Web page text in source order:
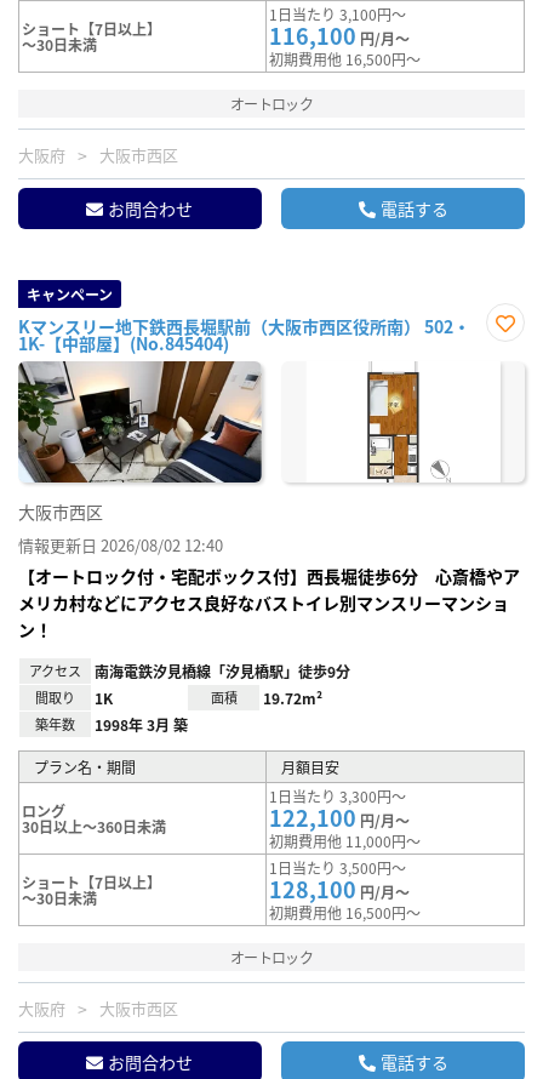
ショート【7日以上】
～30日未満
1日当たり 3,100円～
116,100 円/月～
初期費用他 16,500円～
オートロック
大阪府 大阪市西区
お問合わせ 電話する
キャンペーン
Kマンスリー地下鉄西長堀駅前（大阪市西区役所南） 502・
1K-【中部屋】(No.845404)
に入
大阪市西区
情報更新日 2026/08/02 12:40
【オートロック付・宅配ボックス付】西長堀徒歩6分 心斎橋やア
メリカ村などにアクセス良好なバストイレ別マンスリーマンショ
ン！
アクセス 南海電鉄汐見橋線「汐見橋駅」徒歩9分
間取り 1K 面積 19.72m²
築年数 1998年 3月 築
プラン名・期間 月額目安
ロング
30日以上～360日未満
1日当たり 3,300円～
122,100 円/月～
初期費用他 11,000円～
ショート【7日以上】
～30日未満
1日当たり 3,500円～
128,100 円/月～
初期費用他 16,500円～
オートロック
大阪府 大阪市西区
お問合わせ 電話する